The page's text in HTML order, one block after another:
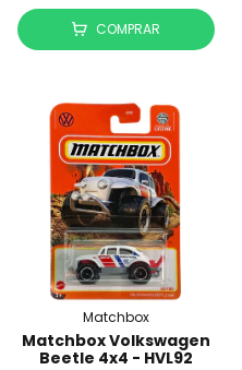
COMPRAR
Matchbox
Matchbox Volkswagen
Beetle 4x4 - HVL92